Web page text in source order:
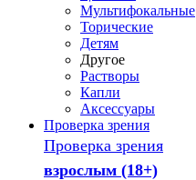
Мультифокальные
Торические
Детям
Другое
Растворы
Капли
Аксессуары
Проверка зрения
Проверка зрения
взрослым (18+)